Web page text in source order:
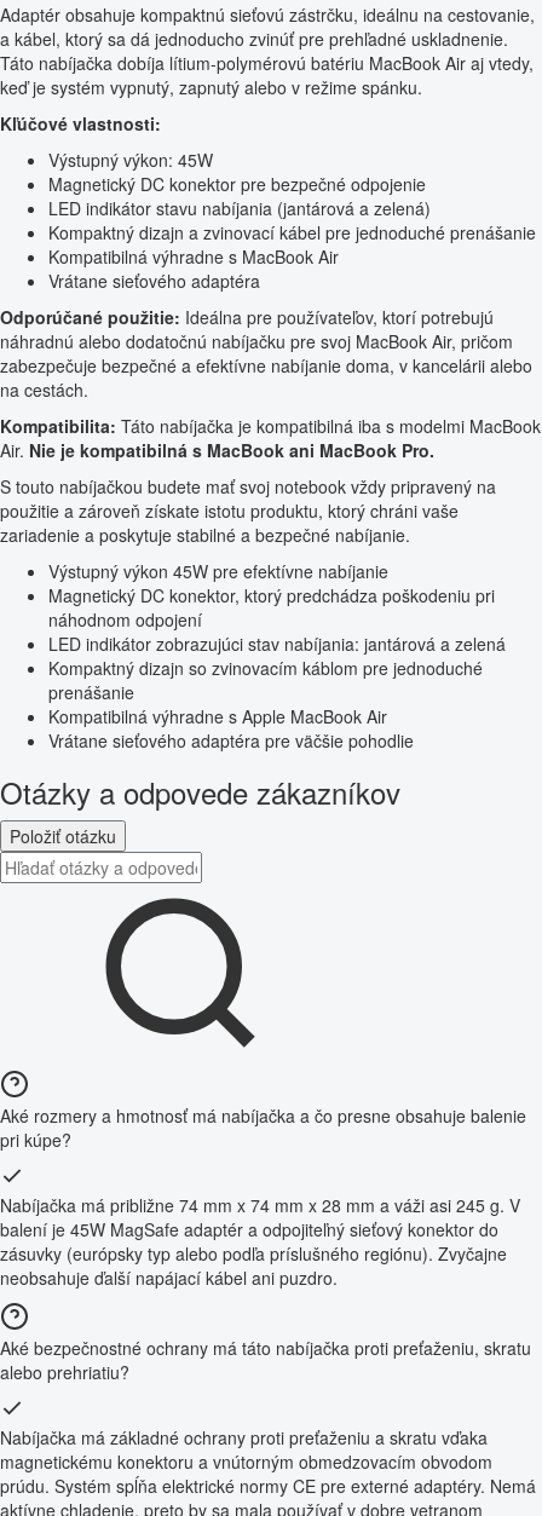
Adaptér obsahuje kompaktnú sieťovú zástrčku, ideálnu na cestovanie,
a kábel, ktorý sa dá jednoducho zvinúť pre prehľadné uskladnenie.
Táto nabíjačka dobíja lítium-polymérovú batériu MacBook Air aj vtedy,
keď je systém vypnutý, zapnutý alebo v režime spánku.
Kľúčové vlastnosti:
Výstupný výkon: 45W
Magnetický DC konektor pre bezpečné odpojenie
LED indikátor stavu nabíjania (jantárová a zelená)
Kompaktný dizajn a zvinovací kábel pre jednoduché prenášanie
Kompatibilná výhradne s MacBook Air
Vrátane sieťového adaptéra
Odporúčané použitie: Ideálna pre používateľov, ktorí potrebujú
náhradnú alebo dodatočnú nabíjačku pre svoj MacBook Air, pričom
zabezpečuje bezpečné a efektívne nabíjanie doma, v kancelárii alebo
na cestách.
Kompatibilita: Táto nabíjačka je kompatibilná iba s modelmi MacBook
Air. Nie je kompatibilná s MacBook ani MacBook Pro.
S touto nabíjačkou budete mať svoj notebook vždy pripravený na
použitie a zároveň získate istotu produktu, ktorý chráni vaše
zariadenie a poskytuje stabilné a bezpečné nabíjanie.
Výstupný výkon 45W pre efektívne nabíjanie
Magnetický DC konektor, ktorý predchádza poškodeniu pri
náhodnom odpojení
LED indikátor zobrazujúci stav nabíjania: jantárová a zelená
Kompaktný dizajn so zvinovacím káblom pre jednoduché
prenášanie
Kompatibilná výhradne s Apple MacBook Air
Vrátane sieťového adaptéra pre väčšie pohodlie
Otázky a odpovede zákazníkov
Položiť otázku
Aké rozmery a hmotnosť má nabíjačka a čo presne obsahuje balenie
pri kúpe?
Nabíjačka má približne 74 mm x 74 mm x 28 mm a váži asi 245 g. V
balení je 45W MagSafe adaptér a odpojiteľný sieťový konektor do
zásuvky (európsky typ alebo podľa príslušného regiónu). Zvyčajne
neobsahuje ďalší napájací kábel ani puzdro.
Aké bezpečnostné ochrany má táto nabíjačka proti preťaženiu, skratu
alebo prehriatiu?
Nabíjačka má základné ochrany proti preťaženiu a skratu vďaka
magnetickému konektoru a vnútorným obmedzovacím obvodom
prúdu. Systém spĺňa elektrické normy CE pre externé adaptéry. Nemá
aktívne chladenie, preto by sa mala používať v dobre vetranom